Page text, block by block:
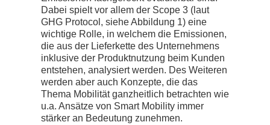
Dabei spielt vor allem der Scope 3 (laut
GHG Protocol, siehe Abbildung 1) eine
wichtige Rolle, in welchem die Emissionen,
die aus der Lieferkette des Unternehmens
inklusive der Produktnutzung beim Kunden
entstehen, analysiert werden. Des Weiteren
werden aber auch Konzepte, die das
Thema Mobilität ganzheitlich betrachten wie
u.a. Ansätze von Smart Mobility immer
stärker an Bedeutung zunehmen.